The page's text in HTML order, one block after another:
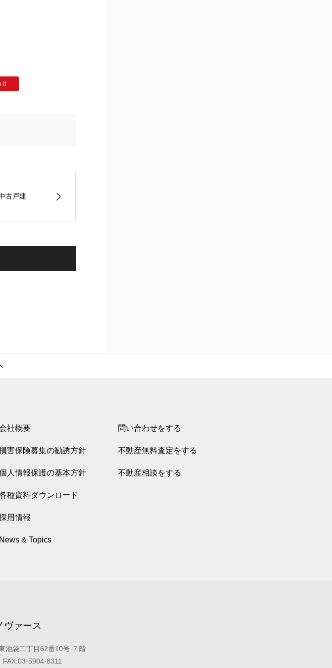
it
古戸建
社概要
害保険募集の勧誘方針
人情報保護の基本方針
種資料ダウンロード
用情報
News & Topics
問い合わせをする
不動産無料査定をする
不動産相談をする
ヴァース
袋二丁目62番10号 ７階
5904-8311